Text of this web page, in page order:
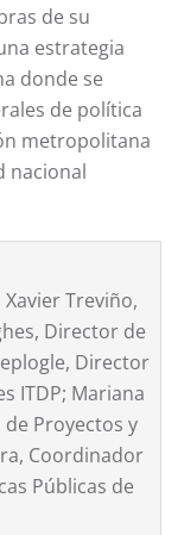
de su
estrategia
donde se
de política
metropolitana
nacional
Treviño,
Director de
Director
ITDP; Mariana
Proyectos y
Coordinador
Públicas de